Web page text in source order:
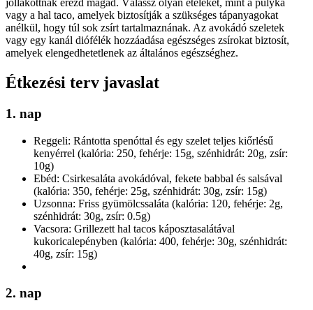
jóllakottnak érezd magad. Válassz olyan ételeket, mint a pulyka
vagy a hal taco, amelyek biztosítják a szükséges tápanyagokat
anélkül, hogy túl sok zsírt tartalmaznának. Az avokádó szeletek
vagy egy kanál diófélék hozzáadása egészséges zsírokat biztosít,
amelyek elengedhetetlenek az általános egészséghez.
Étkezési terv javaslat
1. nap
Reggeli: Rántotta spenóttal és egy szelet teljes kiőrlésű
kenyérrel (kalória: 250, fehérje: 15g, szénhidrát: 20g, zsír:
10g)
Ebéd: Csirkesaláta avokádóval, fekete babbal és salsával
(kalória: 350, fehérje: 25g, szénhidrát: 30g, zsír: 15g)
Uzsonna: Friss gyümölcssaláta (kalória: 120, fehérje: 2g,
szénhidrát: 30g, zsír: 0.5g)
Vacsora: Grillezett hal tacos káposztasalátával
kukoricalepényben (kalória: 400, fehérje: 30g, szénhidrát:
40g, zsír: 15g)
2. nap